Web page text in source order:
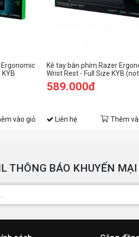
vào giỏ
Kê tay bàn phím Razer
Wrist Rest - Full Size KYB (not
Pro)
589.000đ
Liên hệ Thêm
THÔNG BÁO KHUYẾN